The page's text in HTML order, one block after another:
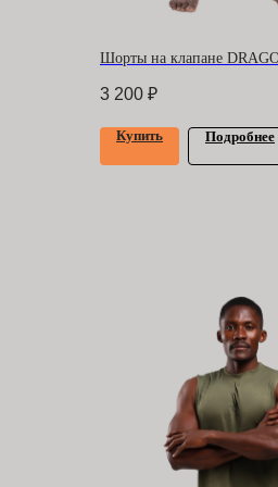
Шорты на клапане
3 200 ₽
Купить Подробнее